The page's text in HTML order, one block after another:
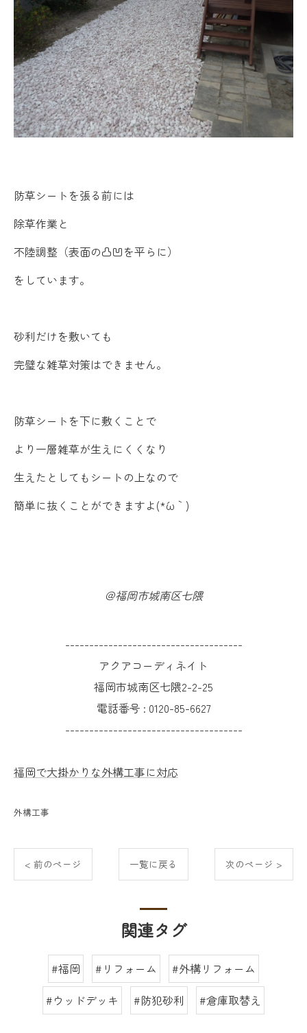
防草シートを張る前には
除草作業と
不陸調整（表面の凸凹を平らに）
をしています。
砂利だけを敷いても
完璧な雑草対策はできません。
防草シートを下に敷くことで
より一層雑草が生えにくくなり
生えたとしてもシートの上なので
簡単に抜くことができますよ(*´ω｀)
＠福岡市城南区七隈
-------------------------------------
アクアコーディネイト
福岡市城南区七隈2-2-25
電話番号 : 0120-85-6627
-------------------------------------
福岡で大掛かりな外構工事に対応
外構工事
< 前のページ 一覧に戻る 次のページ >
関連タグ
#福岡 #リフォーム
#外構リフォーム
#ウッドデッキ
#防犯砂利 #倉庫取替え